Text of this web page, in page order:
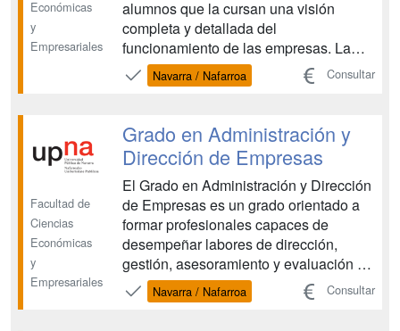
Económicas
y
Empresariales
alumnos que la cursan una visión
completa y detallada del
funcionamiento de las empresas. La
gestión empresarial se contempla
desde el máximo desarrollo científico y
perspectiva humanista. La empresa se
constituye y se desarrolla por persona...
Navarra / Nafarroa Consultar
Facultad de
Ciencias
Económicas
y
Empresariales
Grado en Administración y
Dirección de Empresas
El Grado en Administración y Dirección
de Empresas es un grado orientado a
formar profesionales capaces de
desempeñar labores de dirección,
gestión, asesoramiento y evaluación en
las organizaciones productivas,
especialmente en las empresas. Estas
Navarra / Nafarroa Consultar